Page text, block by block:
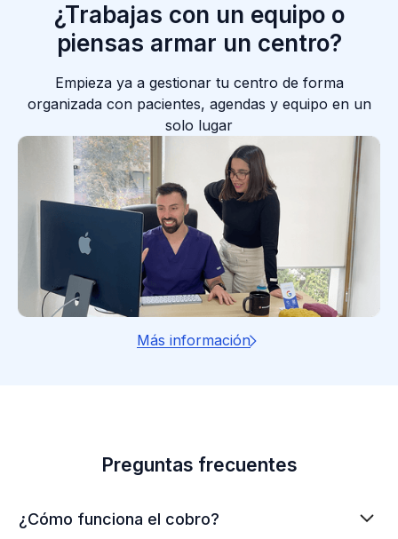
¿Trabajas con un equipo o
piensas armar un centro?
Empieza ya a gestionar tu centro de forma
organizada con pacientes, agendas y equipo en un
solo lugar
Más información
Preguntas frecuentes
¿Cómo funciona el cobro?